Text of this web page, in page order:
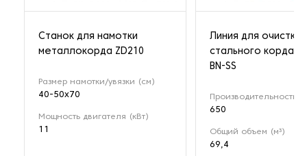
Станок для намотки
металлокорда ZD210
Размер намотки/увязки (см)
40-50x70
Мощность двигателя (кВт)
11
Линия для очистки
стального корда
BN-SS
Производительность
650
Общий объем (м³)
69,4